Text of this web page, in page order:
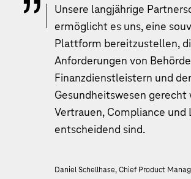
Unsere langjährige
ermöglicht es uns, eine
Plattform bereitzustellen,
Anforderungen von
Finanzdienstleistern und
Gesundheitswesen gerecht
Vertrauen, Compliance und
entscheidend sind.
Daniel Schellhase, Chief Product